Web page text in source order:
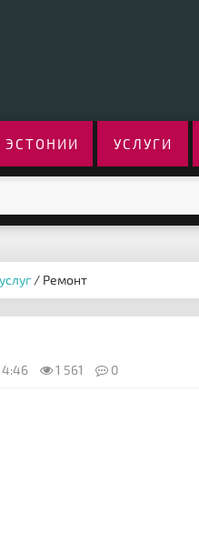
ЭСТОНИИ УСЛУГИ
/ Ремонт
1 561 0